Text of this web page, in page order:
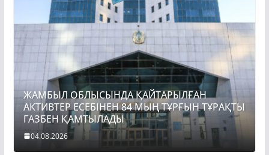
ЖАМБЫЛ ОБЛЫСЫНДА ҚАЙТАРЫЛҒАН
АКТИВТЕР ЕСЕБІНЕН 84 МЫҢ ТҰРҒЫН ТҰРАҚТЫ
ГАЗБЕН ҚАМТЫЛАДЫ
04.08.2026